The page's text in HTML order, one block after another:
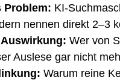
Problem: KI-
nennen direkt 2–3
Auswirkung: Wer von
Auslese gar nicht
Warum reine